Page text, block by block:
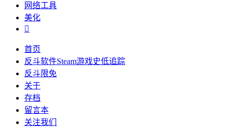
网络工具
美化

首页
反斗软件Steam游戏史低追踪
反斗限免
关于
存档
留言本
关注我们